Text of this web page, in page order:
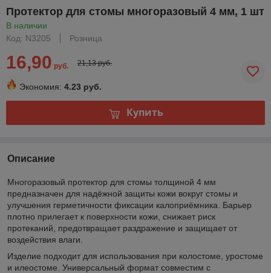
Протектор для стомы многоразовый 4 мм, 1 шт
В наличии
Код: N3205
Розница
16,90 руб. 21,13 руб.
Экономия: 4.23 руб.
Купить
Описание
Многоразовый протектор для стомы толщиной 4 мм
предназначен для надёжной защиты кожи вокруг стомы и
улучшения герметичности фиксации калоприёмника. Барьер
плотно прилегает к поверхности кожи, снижает риск
протеканий, предотвращает раздражение и защищает от
воздействия влаги.
Изделие подходит для использования при колостоме, уростоме
и илеостоме. Универсальный формат совместим с